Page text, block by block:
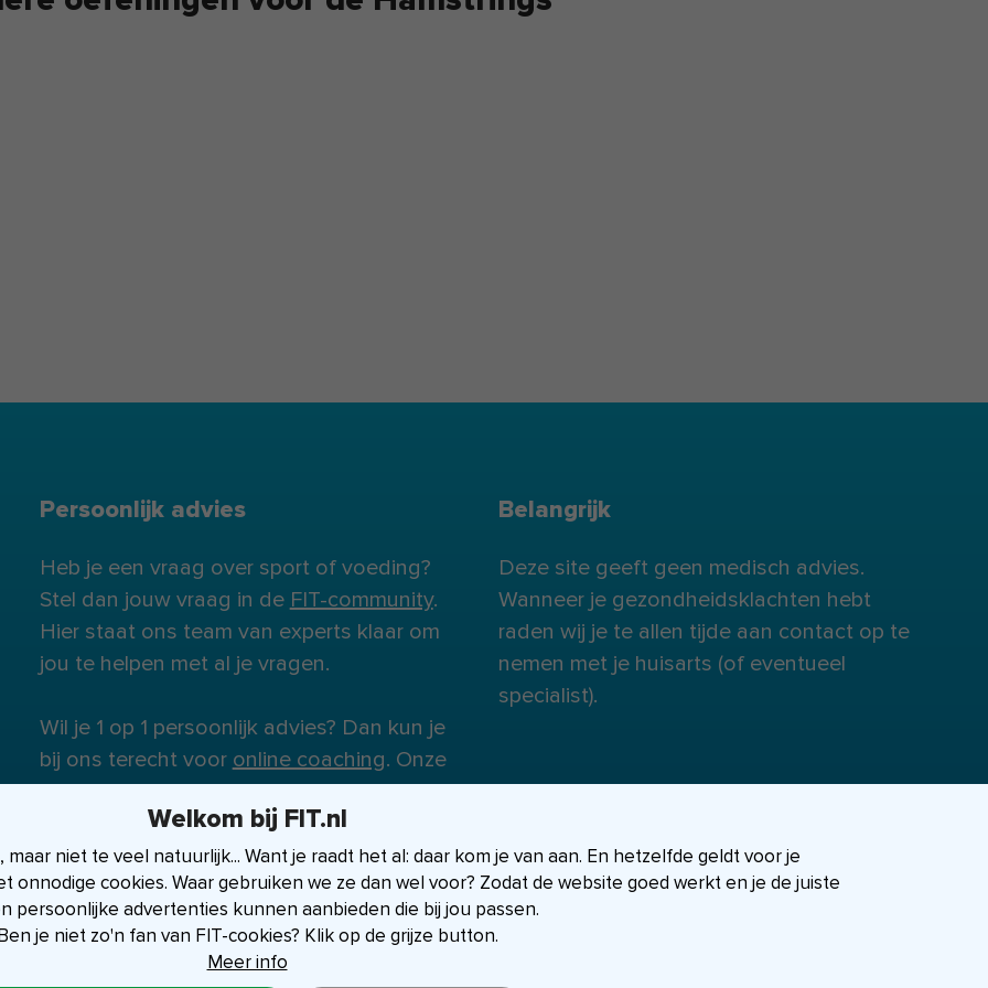
Persoonlijk advies
Heb je een vraag over sport of voeding?
Stel dan jouw vraag in de FIT-community.
Hier staat ons team van experts klaar om
jou te helpen met al je vragen.
Wil je 1 op 1 persoonlijk advies? Dan kun je
bij ons terecht voor online coaching. Onze
experts staan klaar om je te helpen.
Belangrijk
Deze site geeft geen medisch advies.
Wanneer je gezondheidsklachten hebt
raden wij je te allen tijde aan contact op te
nemen met je huisarts (of eventueel
specialist).
Welkom bij FIT.nl
niet te veel natuurlijk... Want je raadt het al: daar kom je van aan. En hetzelfde geldt voor je
onnodige cookies. Waar gebruiken we ze dan wel voor? Zodat de website goed werkt en je de juiste
persoonlijke advertenties kunnen aanbieden die bij jou passen.
je niet zo'n fan van FIT-cookies? Klik op de grijze button.
Meer info